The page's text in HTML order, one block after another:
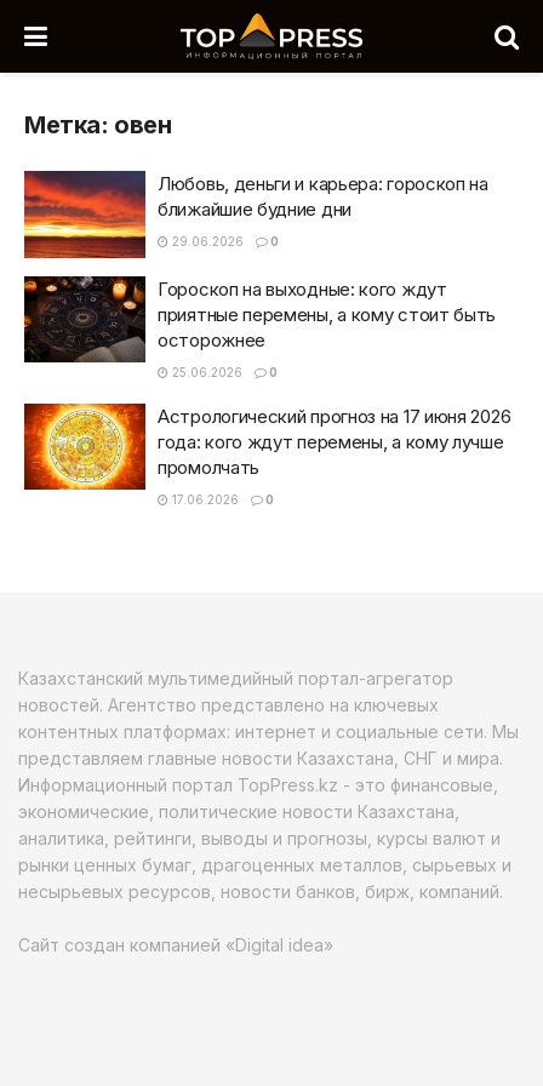
Метка: овен
Любовь, деньги и карьера: гороскоп на
ближайшие будние дни
29.06.2026 0
Гороскоп на выходные: кого ждут
приятные перемены, а кому стоит быть
осторожнее
25.06.2026 0
Астрологический прогноз на 17 июня 2026
года: кого ждут перемены, а кому лучше
промолчать
17.06.2026 0
Казахстанский мультимедийный портал-агрегатор
новостей. Агентство представлено на ключевых
контентных платформах: интернет и социальные сети. Мы
представляем главные новости Казахстана, СНГ и мира.
Информационный портал TopPress.kz - это финансовые,
экономические, политические новости Казахстана,
аналитика, рейтинги, выводы и прогнозы, курсы валют и
рынки ценных бумаг, драгоценных металлов, сырьевых и
несырьевых ресурсов, новости банков, бирж, компаний.
Сайт создан компанией «Digital idea»